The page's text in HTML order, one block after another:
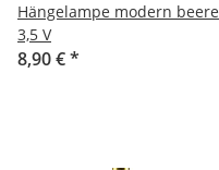
Hängelampe modern beere
3,5 V
8,90 €*